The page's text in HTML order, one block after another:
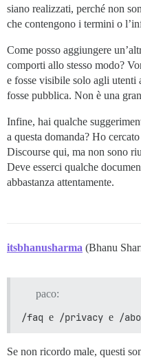
siano realizzati, perché non
che contengono i termini o
Come posso aggiungere
comporti allo stesso modo?
e fosse visibile solo agli utenti
fosse pubblica. Non è una
Infine, hai qualche
a questa domanda? Ho
Discourse qui, ma non sono
Deve esserci qualche
abbastanza attentamente.
itsbhanusharma (Bhanu
paco:
/faq e /privacy e /
Se non ricordo male, questi